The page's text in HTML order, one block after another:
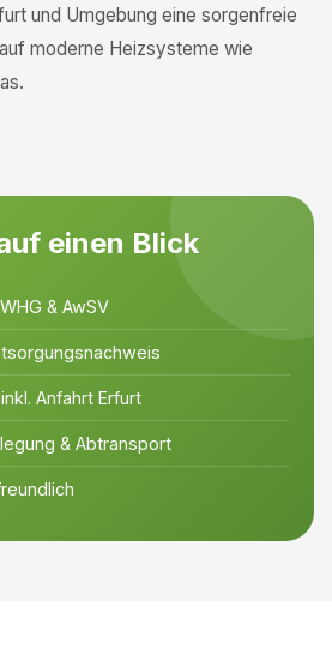
und Umgebung eine sorgenfreie
moderne Heizsysteme wie
einen Blick
& AwSV
Anfahrt Erfurt
& Abtransport